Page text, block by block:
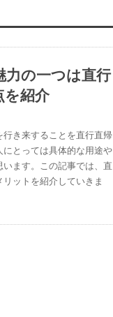
力の一つは直行
を紹介
き来することを直行直帰
とっては具体的な用途や
います。この記事では、直
ットを紹介していきま